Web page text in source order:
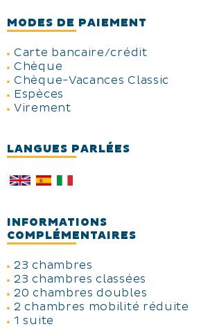
MODES DE PAIEMENT
Carte bancaire/crédit
Chèque
Chèque-Vacances Classic
Espèces
Virement
LANGUES PARLÉES
INFORMATIONS
COMPLÉMENTAIRES
23 chambres
23 chambres classées
20 chambres doubles
2 chambres mobilité réduite
1 suite